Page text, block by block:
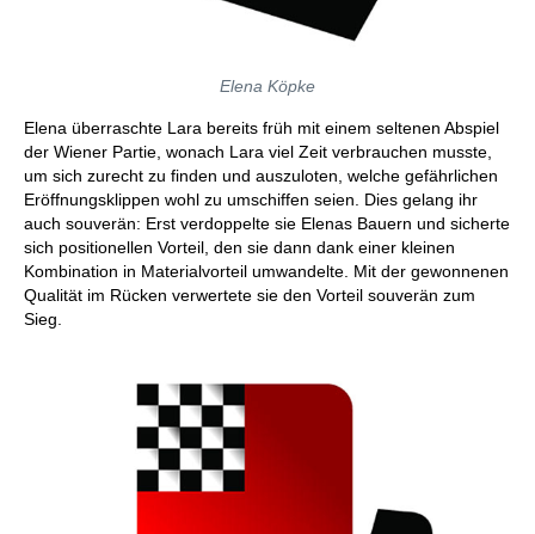
Elena Köpke
Elena überraschte Lara bereits früh mit einem seltenen Abspiel
der Wiener Partie, wonach Lara viel Zeit verbrauchen musste,
um sich zurecht zu finden und auszuloten, welche gefährlichen
Eröffnungsklippen wohl zu umschiffen seien. Dies gelang ihr
auch souverän: Erst verdoppelte sie Elenas Bauern und sicherte
sich positionellen Vorteil, den sie dann dank einer kleinen
Kombination in Materialvorteil umwandelte. Mit der gewonnenen
Qualität im Rücken verwertete sie den Vorteil souverän zum
Sieg.